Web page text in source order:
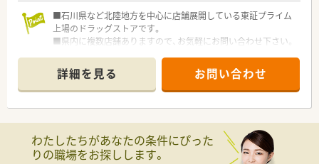
■石川県など北陸地方を中心に店舗展開している東証プライム
上場のドラッグストアです。
■県内に複数店舗ありますので、お気軽にお問い合わせ下さい。
未経験の方やブランクのある方でも安心して就業いただけま
す。
詳細を見る お問い合わせ
わたしたちがあなたの条件にぴった
りの職場をお探しします。